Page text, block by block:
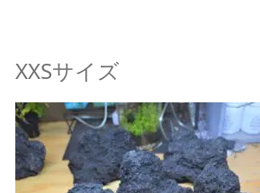
XXSサイズ